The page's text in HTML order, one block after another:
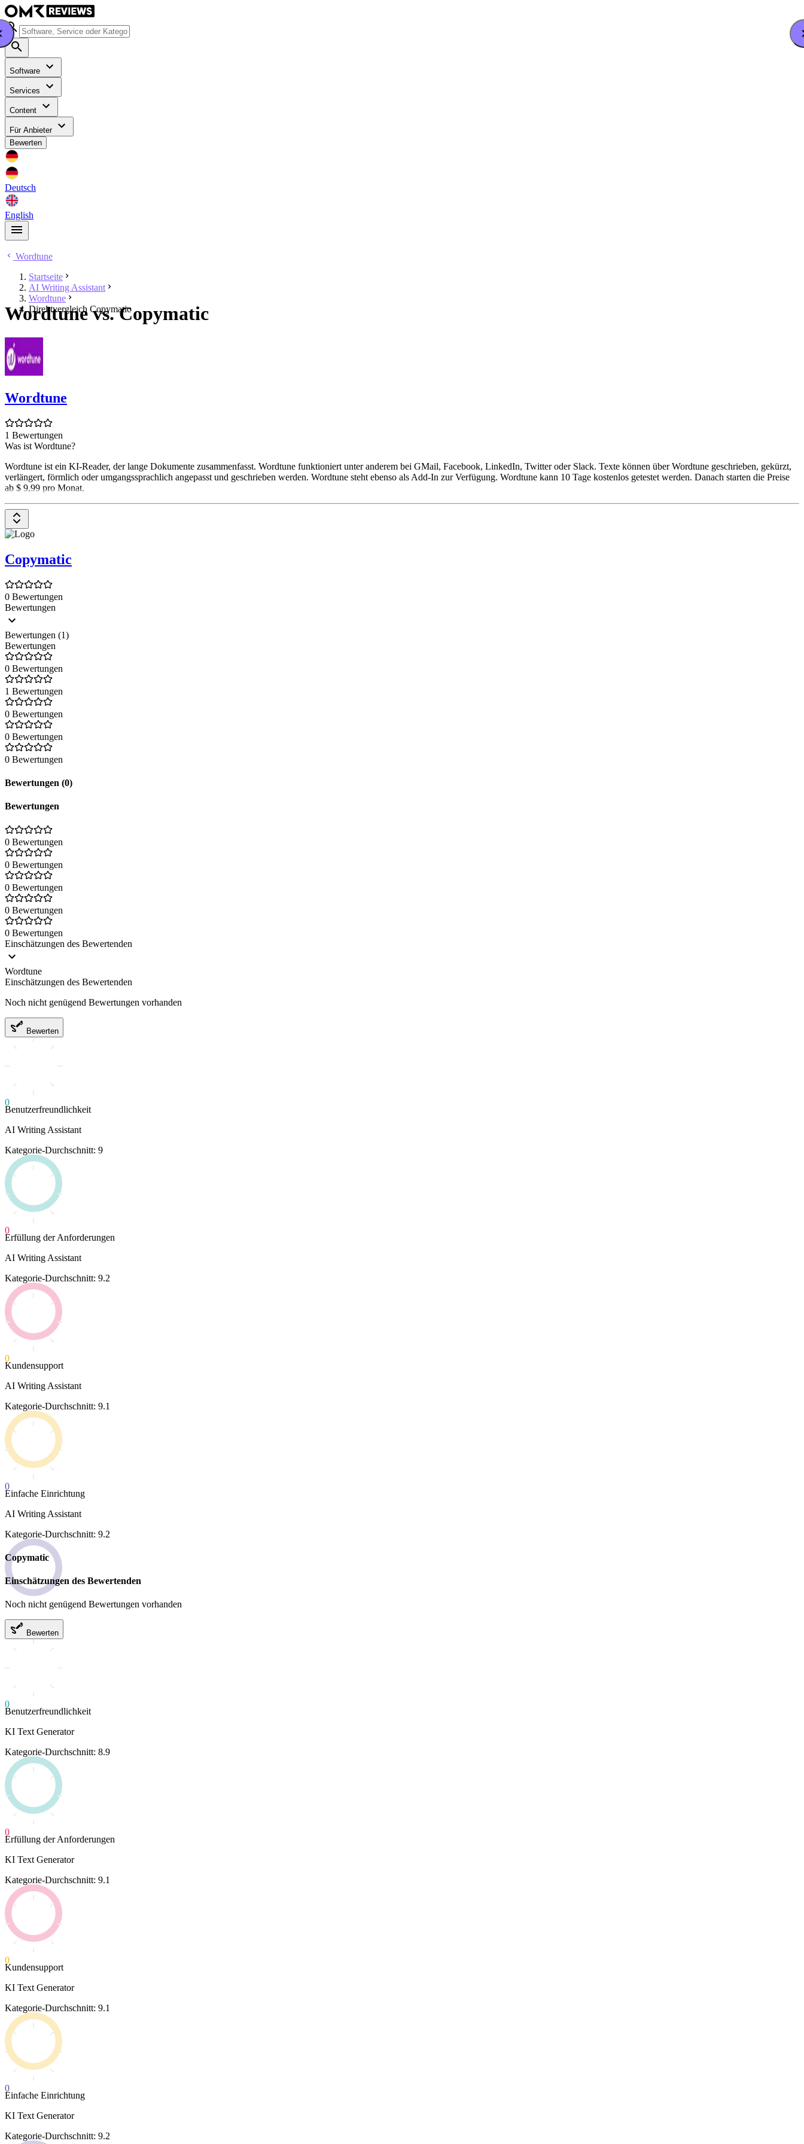
Software
Services
Content
Für Anbieter
Bewerten
Deutsch
English
Wordtune
Startseite
AI Writing Assistant
Wordtune
Direktvergleich Copymatic
Wordtune vs. Copymatic
Wordtune
1 Bewertungen
Was ist Wordtune?
Wordtune ist ein KI-Reader, der lange Dokumente zusammenfasst. Wordtune funktioniert unter anderem bei GMail, Facebook, LinkedIn, Twitter oder Slack. Texte können über Wordtune geschrieben, gekürzt,
verlängert, förmlich oder umgangssprachlich angepasst und geschrieben werden. Wordtune steht ebenso als Add-In zur Verfügung. Wordtune kann 10 Tage kostenlos getestet werden. Danach starten die Preise
ab $ 9,99 pro Monat.
Copymatic
0 Bewertungen
Bewertungen
Bewertungen (1)
Bewertungen
0 Bewertungen
1 Bewertungen
0 Bewertungen
0 Bewertungen
0 Bewertungen
Bewertungen (0)
Bewertungen
0 Bewertungen
0 Bewertungen
0 Bewertungen
0 Bewertungen
0 Bewertungen
Einschätzungen des Bewertenden
Wordtune
Einschätzungen des Bewertenden
Noch nicht genügend Bewertungen vorhanden
Bewerten
0
Benutzerfreundlichkeit
AI Writing Assistant
Kategorie-Durchschnitt: 9
0
Erfüllung der Anforderungen
AI Writing Assistant
Kategorie-Durchschnitt: 9.2
0
Kundensupport
AI Writing Assistant
Kategorie-Durchschnitt: 9.1
0
Einfache Einrichtung
AI Writing Assistant
Kategorie-Durchschnitt: 9.2
Copymatic
Einschätzungen des Bewertenden
Noch nicht genügend Bewertungen vorhanden
Bewerten
0
Benutzerfreundlichkeit
KI Text Generator
Kategorie-Durchschnitt: 8.9
0
Erfüllung der Anforderungen
KI Text Generator
Kategorie-Durchschnitt: 9.1
0
Kundensupport
KI Text Generator
Kategorie-Durchschnitt: 9.1
0
Einfache Einrichtung
KI Text Generator
Kategorie-Durchschnitt: 9.2